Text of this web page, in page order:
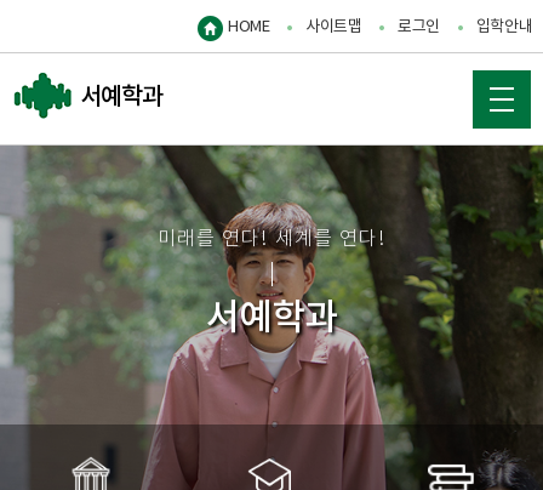
서예학과
HOME 사이트맵 로그인 입학안내
미래를 연다! 세계를 연다!
서예학과